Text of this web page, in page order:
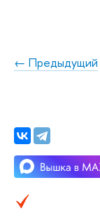
← Предыдущий